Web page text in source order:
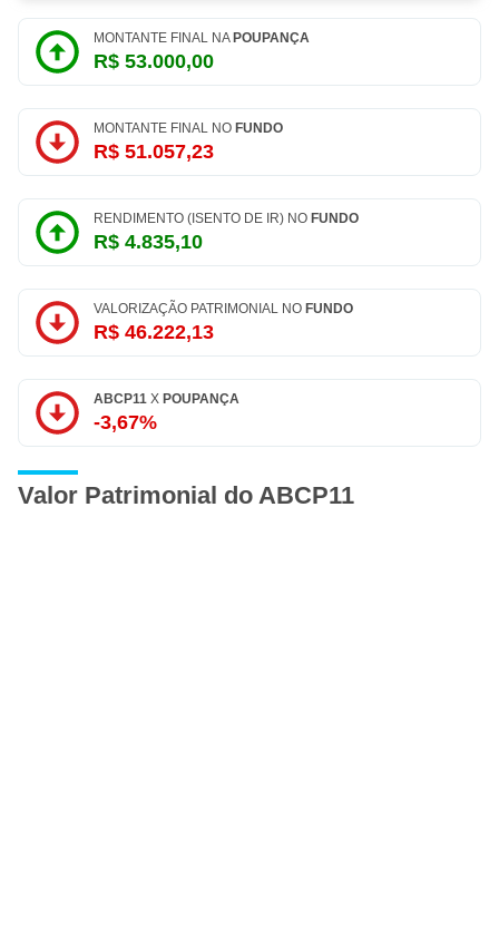
MONTANTE FINAL NA POUPANÇA
R$ 53.000,00
MONTANTE FINAL NO FUNDO
R$ 51.057,23
RENDIMENTO (ISENTO DE IR) NO FUNDO
R$ 4.835,10
VALORIZAÇÃO PATRIMONIAL NO FUNDO
R$ 46.222,13
ABCP11 X POUPANÇA
-3,67%
Valor Patrimonial do ABCP11